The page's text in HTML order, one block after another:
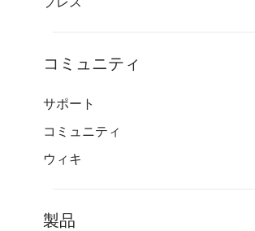
コミュニティ
サポート
コミュニティ
ウィキ
製品